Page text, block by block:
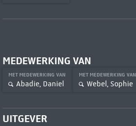
MEDEWERKING VAN
MET MEDEWERKING VAN
Abadie, Daniel
MET MEDEWERKING VAN
Webel, Sophie
UITGEVER